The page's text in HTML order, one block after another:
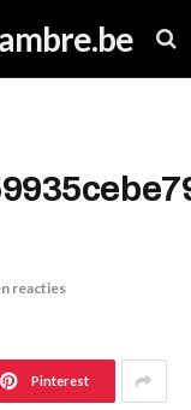
reacties
Pinterest